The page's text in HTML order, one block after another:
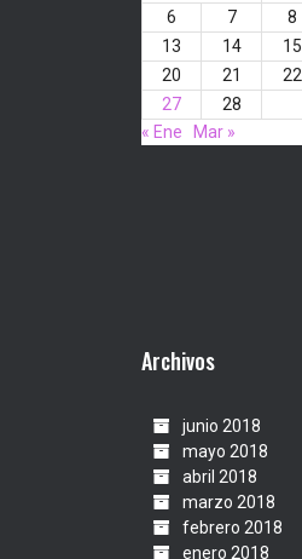
6
7 8
13
14 15
20
21 22
27
28
« Ene
Mar »
Archivos
junio 2018
mayo 2018
abril 2018
marzo 2018
febrero 2018
enero 2018